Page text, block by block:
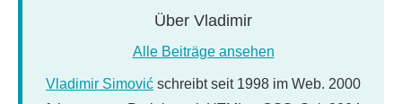
Über Vladimir
Alle Beiträge ansehen
Vladimir Simović schreibt seit 1998 im Web. 2000